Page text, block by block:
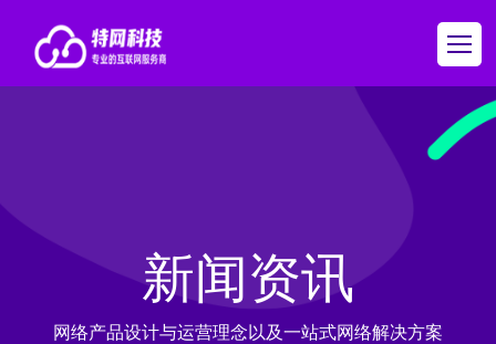
新闻资讯
网络产品设计与运营理念以及一站式网络解决方案